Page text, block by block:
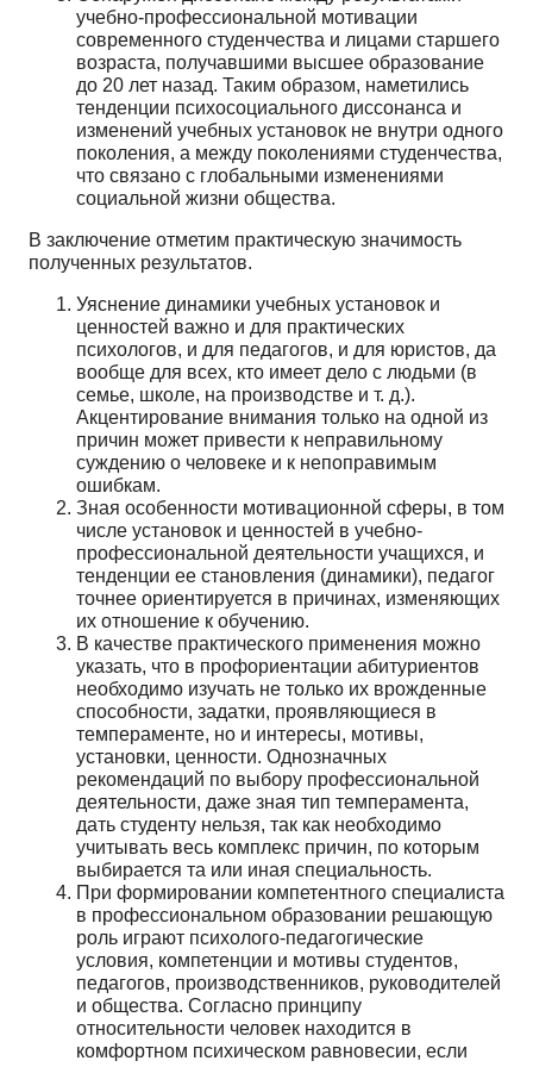
учебно-профессиональной мотивации
современного студенчества и лицами старшего
возраста, получавшими высшее образование
до 20 лет назад. Таким образом, наметились
тенденции психосоциального диссонанса и
изменений учебных установок не внутри одного
поколения, а между поколениями студенчества,
что связано с глобальными изменениями
социальной жизни общества.
В заключение отметим практическую значимость
полученных результатов.
Уяснение динамики учебных установок и
ценностей важно и для практических
психологов, и для педагогов, и для юристов, да
вообще для всех, кто имеет дело с людьми (в
семье, школе, на производстве и т. д.).
Акцентирование внимания только на одной из
причин может привести к неправильному
суждению о человеке и к непоправимым
ошибкам.
Зная особенности мотивационной сферы, в том
числе установок и ценностей в учебно-
профессиональной деятельности учащихся, и
тенденции ее становления (динамики), педагог
точнее ориентируется в причинах, изменяющих
их отношение к обучению.
В качестве практического применения можно
указать, что в профориентации абитуриентов
необходимо изучать не только их врожденные
способности, задатки, проявляющиеся в
темпераменте, но и интересы, мотивы,
установки, ценности. Однозначных
рекомендаций по выбору профессиональной
деятельности, даже зная тип темперамента,
дать студенту нельзя, так как необходимо
учитывать весь комплекс причин, по которым
выбирается та или иная специальность.
При формировании компетентного специалиста
в профессиональном образовании решающую
роль играют психолого-педагогические
условия, компетенции и мотивы студентов,
педагогов, производственников, руководителей
и общества. Согласно принципу
относительности человек находится в
комфортном психическом равновесии, если